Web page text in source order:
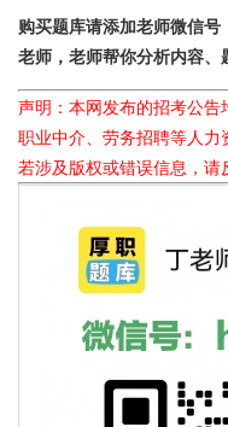
购买题库请添加老师微信
老师，老师帮你分析内容、
声明：本网发布的招考公
职业中介、劳务招聘等人力
若涉及版权或错误信息，请